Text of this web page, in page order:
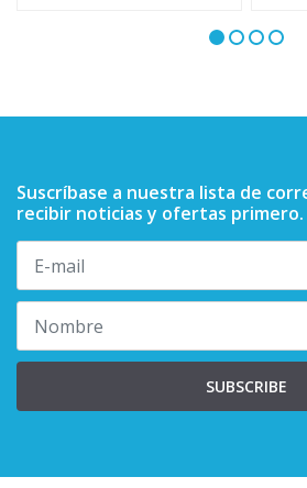
Suscríbase a nuestra lista de
recibir noticias y ofertas primero.
SUBSCRIBE